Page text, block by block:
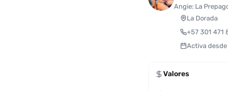
Angie: La
La Dorada
+57 301 471
Activa
Valores